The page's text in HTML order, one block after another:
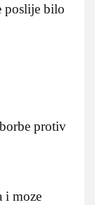
poslije bilo
protiv
i moze